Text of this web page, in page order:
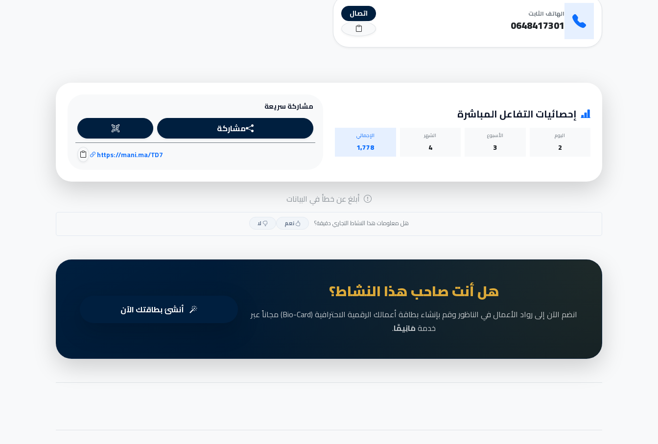
الهاتف الثابت
0648417301
اتصال
إحصائيات التفاعل المباشرة
اليوم
2
الأسبوع
3
الشهر
4
الإجمالي
1,778
مشاركة سريعة
مشاركة
https://mani.ma/TD7
أبلغ عن خطأ في البيانات
هل معلومات هذا النشاط التجاري دقيقة؟ نعم لا
هل أنت صاحب هذا النشاط؟
انضم الآن إلى رواد الأعمال في الناظور وقم بإنشاء بطاقة أعمالك الرقمية الاحترافية (Bio-Card) مجاناً عبر
خدمةمَانِيمَّا.
أنشئ بطاقتك الآن